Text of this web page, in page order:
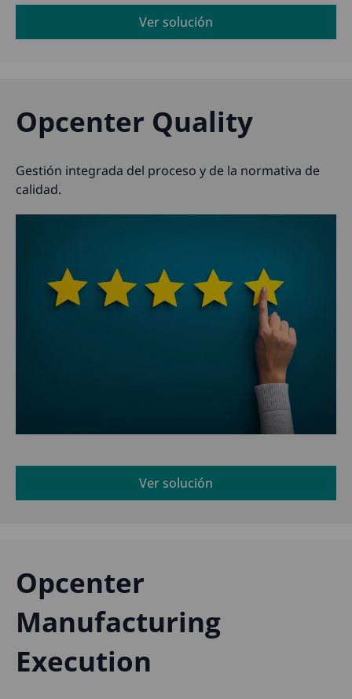
Ver solución
Opcenter Quality
Gestión integrada del proceso y de la normativa de
calidad.
Ver solución
Opcenter
Manufacturing
Execution